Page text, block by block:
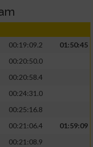
00:19:09.2
01:50:45
00:20:50.0
00:20:58.4
00:24:31.0
00:25:16.8
00:21:06.4
01:59:09
00:21:08.9